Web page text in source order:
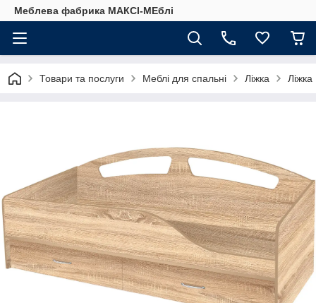
Меблева фабрика МАКСІ-МЕблі
Товари та послуги Меблі для спальні Ліжка Ліжка